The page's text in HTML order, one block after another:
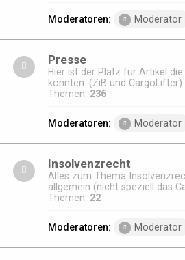
Moderatoren: Moderator
Presse
Hier ist der Platz für Artikel
könnten. (ZiB und CargoLifter).
Themen: 236
Moderatoren: Moderator
Insolvenzrecht
Alles zum Thema
allgemein (nicht speziell das
Themen: 22
Moderatoren: Moderator